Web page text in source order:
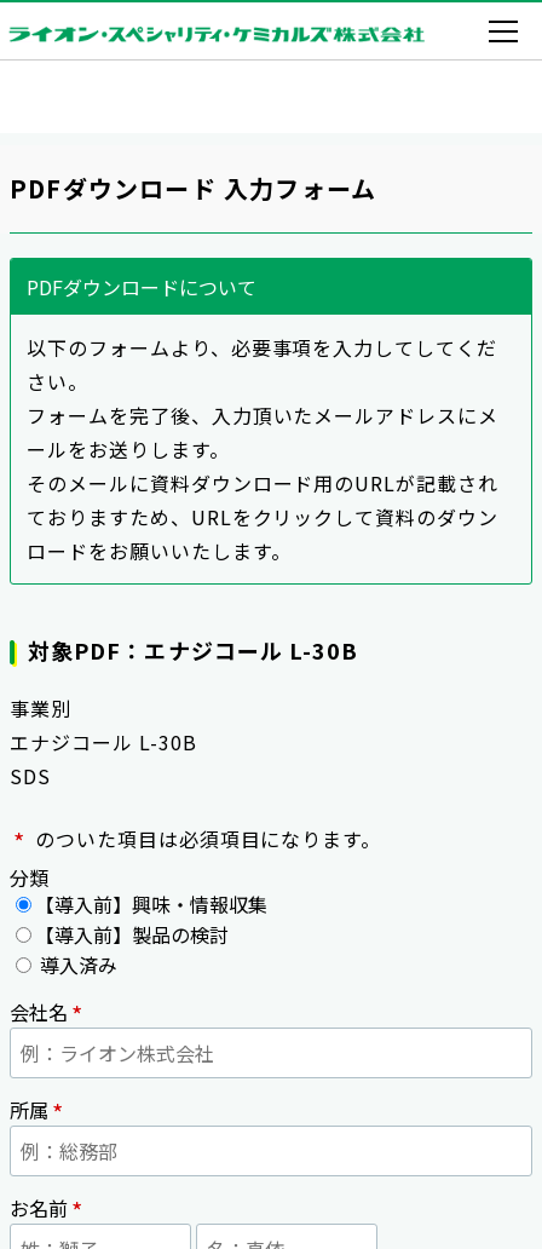
PDFダウンロード 入力フォーム
PDFダウンロードについて
以下のフォームより、必要事項を入力してしてくだ
さい。
フォームを完了後、入力頂いたメールアドレスにメ
ールをお送りします。
そのメールに資料ダウンロード用のURLが記載され
ておりますため、URLをクリックして資料のダウン
ロードをお願いいたします。
対象PDF：エナジコール L-30B
事業別
エナジコール L-30B
SDS
* のついた項目は必須項目になります。
分類
【導入前】興味・情報収集
【導入前】製品の検討
導入済み
会社名 *
所属 *
お名前*